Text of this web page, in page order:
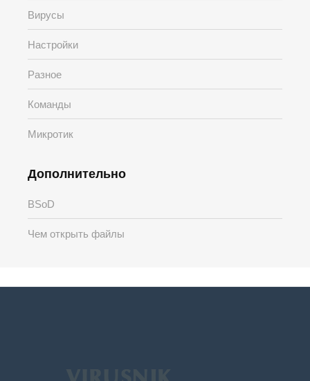
Вирусы
Настройки
Разное
Команды
Микротик
Дополнительно
BSoD
Чем открыть файлы